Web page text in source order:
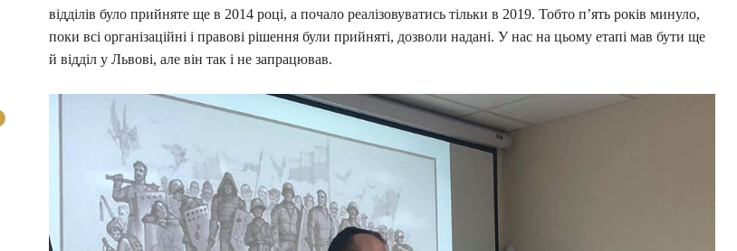
відділів було прийняте ще в 2014 році, а почало реалізовуватись тільки в 2019. Тобто п’ять років минуло,
поки всі організаційні і правові рішення були прийняті, дозволи надані. У нас на цьому етапі мав бути ще
й відділ у Львові, але він так і не запрацював.